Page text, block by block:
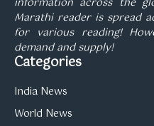
Marathi reader is spread
for various reading!
demand and supply!
Categories
India News
World News